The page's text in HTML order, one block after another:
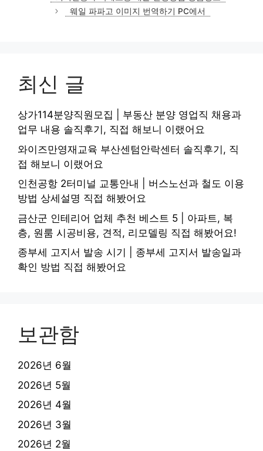
고
리
웨일 파파고 이미지 번역하기 PC에서
최신 글
상가114분양직원모집 | 부동산 분양 영업직 채용과
업무 내용 솔직후기, 직접 해보니 이랬어요
와이즈만영재교육 부산센텀안락센터 솔직후기, 직
접 해보니 이랬어요
인천공항 2터미널 교통안내 | 버스노선과 철도 이용
방법 상세설명 직접 해봤어요
금산군 인테리어 업체 추천 베스트 5 | 아파트, 복
층, 원룸 시공비용, 견적, 리모델링 직접 해봤어요!
종부세 고지서 발송 시기 | 종부세 고지서 발송일과
확인 방법 직접 해봤어요
보관함
2026년 6월
2026년 5월
2026년 4월
2026년 3월
2026년 2월